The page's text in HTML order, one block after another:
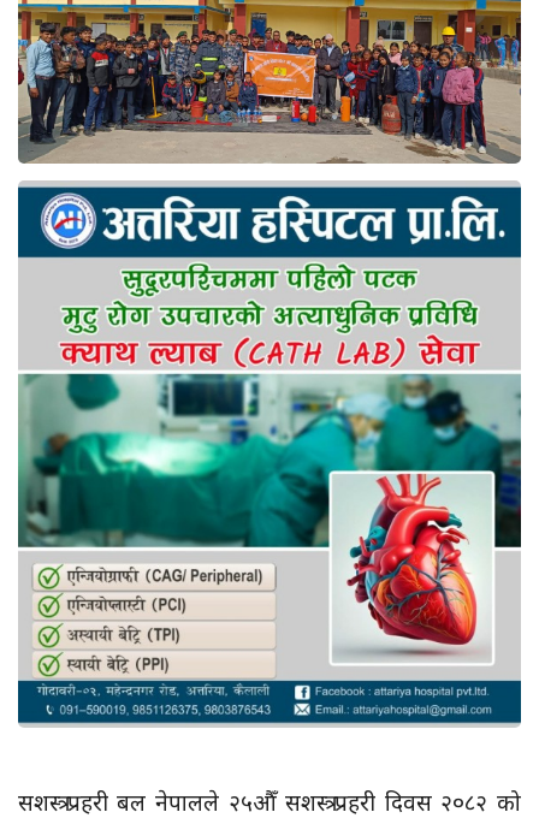
सशस्त्र प्रहरी बल नेपालले २५औँ सशस्त्र प्रहरी दिवस २०८२ को